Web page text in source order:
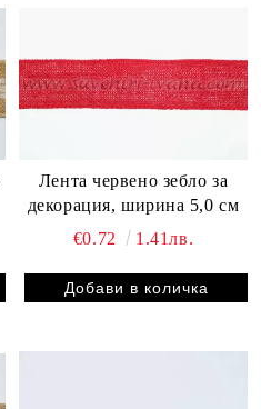
Лента червено зебло за
декорация, ширина 5,0 см
€0.72
1.41лв.